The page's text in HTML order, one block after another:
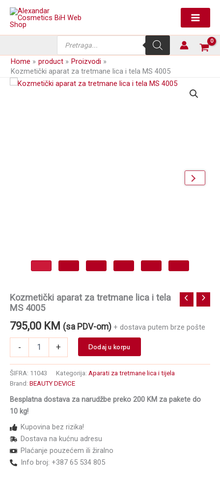
Skip
content
search
Home product
Proizvodi
Kozmetički aparat za tretmane lica i tela MS 4005
next
Kozmetički aparat za tretmane lica i tela
MS 4005
795,00 KM (sa PDV-om) + dostava putem brze pošte
-
tretmane
lica
tela
MS
količina
+ Dodaj u korpu
ŠIFRA: 11043 Kategorija: Aparati za tretmane lica i tijela
Brand: BEAUTY DEVICE
Besplatna dostava za narudžbe preko 200 KM za pakete do
10 kg!
Kupovina bez rizika!
Dostava na kućnu adresu
Plaćanje pouzećem ili žiralno
Info broj: +387 65 534 805
tretmane
lica
i
4005
količina